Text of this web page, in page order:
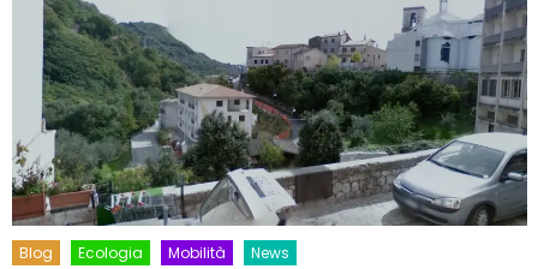
Blog Ecologia Mobilità News